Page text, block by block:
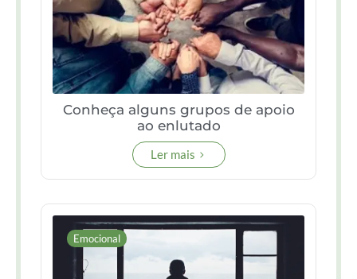
Conheça alguns grupos de apoio
ao enlutado
Ler mais
Emocional